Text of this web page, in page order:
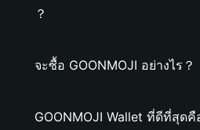
？
จะซื้อ GOONMOJI อย่างไร？
GOONMOJI Wallet ที่ดีที่สุดคื